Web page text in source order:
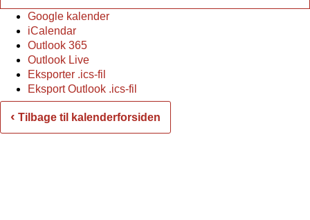
Google kalender
iCalendar
Outlook 365
Outlook Live
Eksporter .ics-fil
Eksport Outlook .ics-fil
‹ Tilbage til kalenderforsiden